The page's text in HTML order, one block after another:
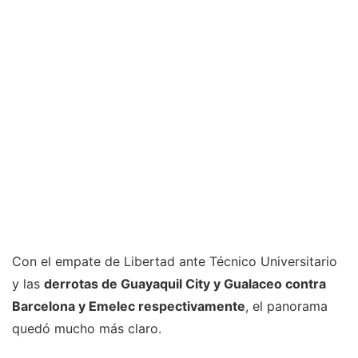
Con el empate de Libertad ante Técnico Universitario
y las derrotas de Guayaquil City y Gualaceo contra
Barcelona y Emelec respectivamente, el panorama
quedó mucho más claro.